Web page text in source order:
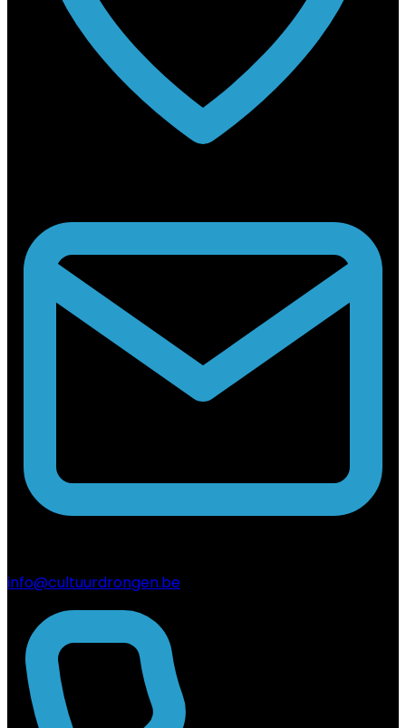
info@cultuurdrongen.be